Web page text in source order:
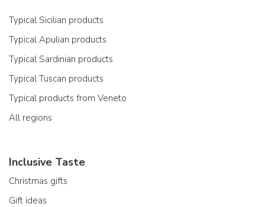
Typical Sicilian products
Typical Apulian products
Typical Sardinian products
Typical Tuscan products
Typical products from Veneto
All regions
Inclusive Taste
Christmas gifts
Gift ideas